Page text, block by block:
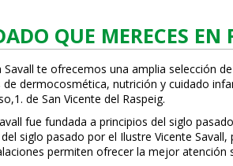
QUE MERECES
Savall te ofrecemos una amplia selección
de dermocosmética, nutrición y cuidado
de San Vicente del Raspeig.
fue fundada a principios del siglo
siglo pasado por el Ilustre Vicente
permiten ofrecer la mejor atención